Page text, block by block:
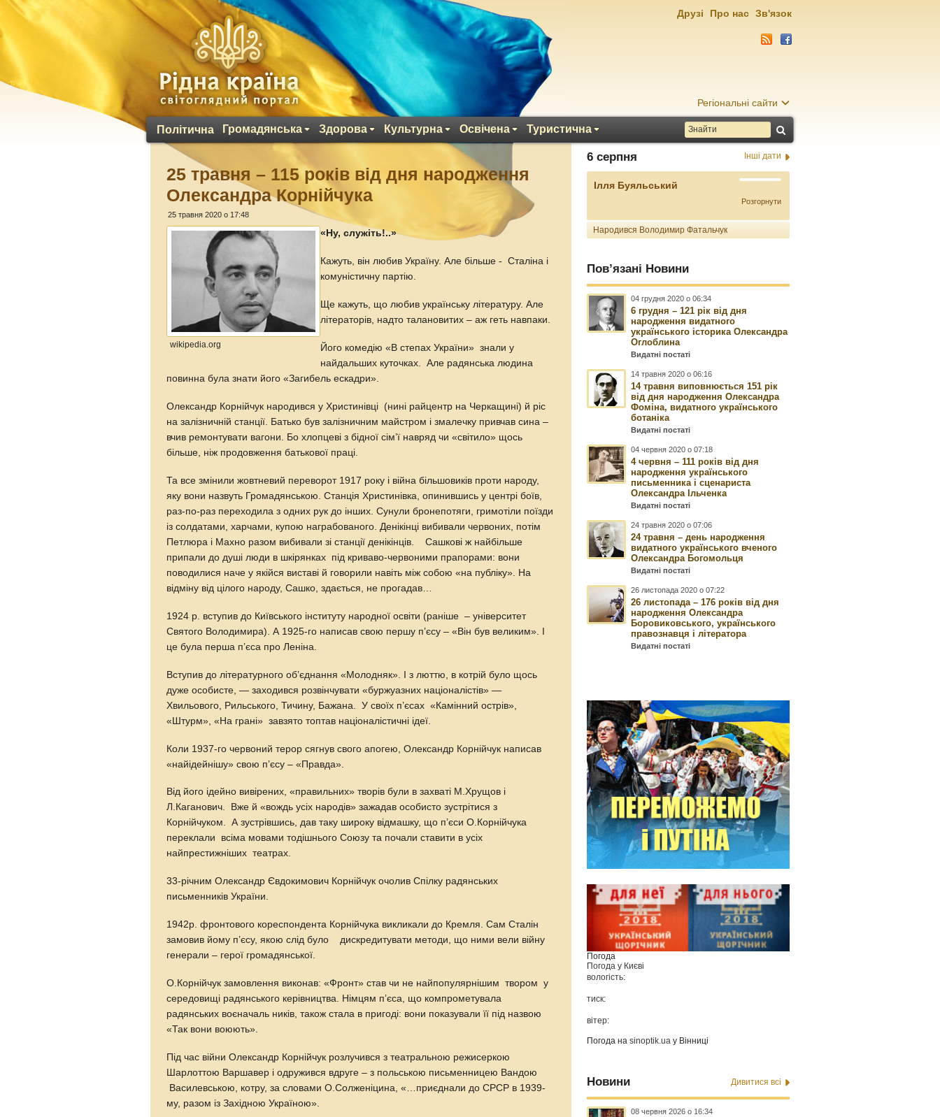
Регіональні сайти
Політична Громадянська Здорова Культурна Освічена Туристична
Друзі Про нас Зв'язок
25 травня – 115 років від дня народження
Олександра Корнійчука
25 травня 2020 о 17:48
wikipedia.org
«Ну, служіть!..»
Кажуть, він любив Україну. Але більше - Сталіна і
комуністичну партію.
Ще кажуть, що любив українську літературу. Але
літераторів, надто талановитих – аж геть навпаки.
Його комедію «В степах України» знали у
найдальших куточках. Але радянська людина
повинна була знати його «Загибель ескадри».
Олександр Корнійчук народився у Христинівці (нині райцентр на Черкащині) й ріс
на залізничній станції. Батько був залізничним майстром і змалечку привчав сина –
вчив ремонтувати вагони. Бо хлопцеві з бідної сім’ї навряд чи «світило» щось
більше, ніж продовження батькової праці.
Та все змінили жовтневий переворот 1917 року і війна більшовиків проти народу,
яку вони назвуть Громадянською. Станція Христинівка, опинившись у центрі боїв,
раз-по-раз переходила з одних рук до інших. Сунули бронепотяги, гримотіли поїзди
із солдатами, харчами, купою награбованого. Денікінці вибивали червоних, потім
Петлюра і Махно разом вибивали зі станції денікінців. Сашкові ж найбільше
припали до душі люди в шкірянках під криваво-червоними прапорами: вони
поводилися наче у якійся виставі й говорили навіть між собою «на публіку». На
відміну від цілого народу, Сашко, здається, не прогадав…
1924 р. вступив до Київського інституту народної освіти (раніше – університет
Святого Володимира). А 1925-го написав свою першу п’єсу – «Він був великим». І
це була перша п’єса про Леніна.
Вступив до літературного об’єднання «Молодняк». І з люттю, в котрій було щось
дуже особисте, — заходився розвінчувати «буржуазних націоналістів» —
Хвильового, Рильського, Тичину, Бажана. У своїх п’єсах «Камінний острів»,
«Штурм», «На грані» завзято топтав націоналістичні ідеї.
Коли 1937-го червоний терор сягнув свого апогею, Олександр Корнійчук написав
«найідейнішу» свою п’єсу – «Правда».
Від його ідейно вивірених, «правильних» творів були в захваті М.Хрущов і
Л.Каганович. Вже й «вождь усіх народів» зажадав особисто зустрітися з
Корнійчуком. А зустрівшись, дав таку широку відмашку, що п’єси О.Корнійчука
переклали всіма мовами тодішнього Союзу та почали ставити в усіх
найпрестижніших театрах.
33-річним Олександр Євдокимович Корнійчук очолив Спілку радянських
письменників України.
1942р. фронтового кореспондента Корнійчука викликали до Кремля. Сам Сталін
замовив йому п’єсу, якою слід було дискредитувати методи, що ними вели війну
генерали – герої громадянської.
О.Корнійчук замовлення виконав: «Фронт» став чи не найпопулярнішим твором у
середовищі радянського керівництва. Німцям п’єса, що компрометувала
радянських воєначаль ників, також стала в пригоді: вони показували її під назвою
«Так вони воюють».
Під час війни Олександр Корнійчук розлучився з театральною режисеркою
Шарлоттою Варшавер і одружився вдруге – з польською письменницею Вандою
Василевською, котру, за словами О.Солженіцина, «…приєднали до СРСР в 1939-
му, разом із Західною Україною».
6 серпня Інші дати
Ілля Буяльський
Розгорнути
Народився Володимир Фатальчук
Пов’язані Новини
04 грудня 2020 о 06:34
6 грудня – 121 рік від дня
народження видатного
українського історика Олександра
Оглоблина
Видатні постаті
14 травня 2020 о 06:16
14 травня виповнюється 151 рік
від дня народження Олександра
Фоміна, видатного українського
ботаніка
Видатні постаті
04 червня 2020 о 07:18
4 червня – 111 років від дня
народження українського
письменника і сценариста
Олександра Ільченка
Видатні постаті
24 травня 2020 о 07:06
24 травня – день народження
видатного українського вченого
Олександра Богомольця
Видатні постаті
26 листопада 2020 о 07:22
26 листопада – 176 років від дня
народження Олександра
Боровиковського, українського
правознавця і літератора
Видатні постаті
Погода
Погода у Києві
вологість:
тиск:
вітер:
Погода наsinoptik.ua у Вінниці
Новини Дивитися всі
08 червня 2026 о 16:34